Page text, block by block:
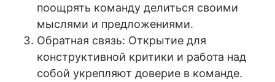
поощрять команду делиться своими
мыслями и предложениями.
Обратная связь: Открытие для
конструктивной критики и работа над
собой укрепляют доверие в команде.